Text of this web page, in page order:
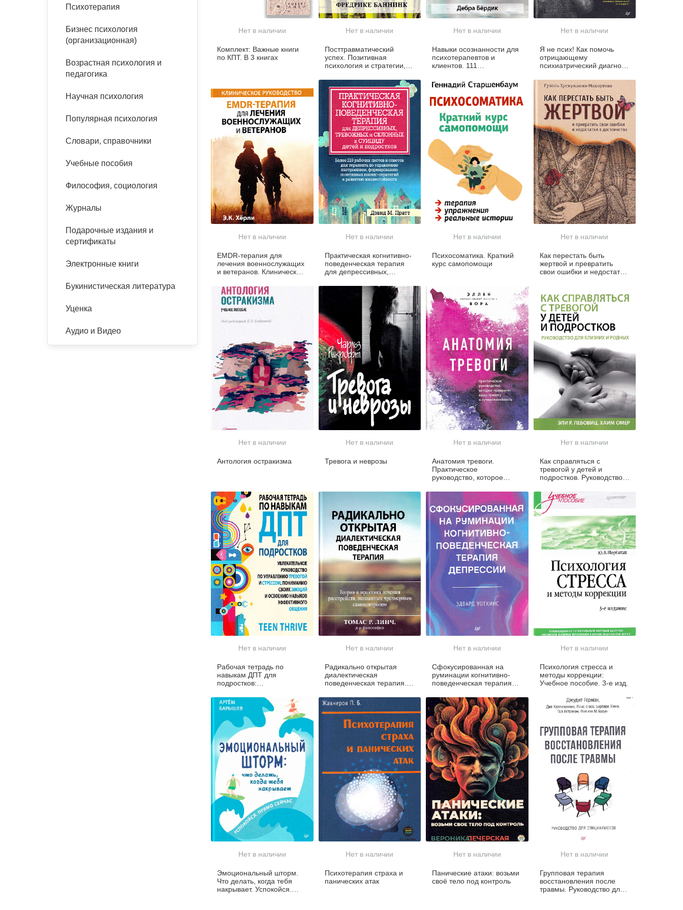
панические атаки
Психодрама
Сказкотерапия
психотерапии
Классический, эриксоновский
эргономика
Социальная психология
Психология развития
организационная психология
психоанализ
Нет в наличии
Комплект: Важные книги
по КПТ. В 3 книгах
Нет в наличии
Посттравматический
успех. Позитивная
психология и стратегии,
решение
Нет в наличии
Навыки осознанности для
психотерапевтов и
клиентов. 111
упражнений
Нет в наличии
Я не псих! Как помочь
отрицающему
психиатрический диагноз
Нет в наличии
EMDR-терапия для
лечения военнослужащих
и ветеранов. Клиническое
Нет в наличии
Практическая когнитивно-
поведенческая терапия
для депрессивных,
суициду детей и
подростков
Нет в наличии
Психосоматика. Краткий
курс самопомощи
Нет в наличии
Как перестать быть
жертвой и превратить
свои ошибки и недостатки
Нет в наличии
Антология остракизма
Нет в наличии
Тревога и неврозы
Нет в наличии
Анатомия тревоги.
Практическое
руководство, которое
суперспособность
Нет в наличии
Как справляться с
тревогой у детей и
подростков. Руководство
Нет в наличии
Рабочая тетрадь по
навыкам ДПТ для
подростков:
руководство по
управлению тревогой и
стрессом, пониманию
своих эмоций и освоению
навыков эффективного
общения
Нет в наличии
Радикально открытая
диалектическая
поведенческая терапия.
лечения расстройств,
вызванных чрезмерным
самоконтролем
Нет в наличии
Сфокусированная на
руминации когнитивно-
поведенческая терапия
Нет в наличии
Психология стресса и
методы коррекции:
Учебное пособие. 3-е изд.
Нет в наличии
Эмоциональный шторм.
Что делать, когда тебя
накрывает. Успокойся.
Нет в наличии
Психотерапия страха и
панических атак
Нет в наличии
Панические атаки: возьми
своё тело под контроль
Нет в наличии
Групповая терапия
восстановления после
травмы. Руководство для
Психотерапия
Бизнес психология
(организационная)
Возрастная психология и
педагогика
Научная психология
Популярная психология
Словари, справочники
Учебные пособия
Философия, социология
Журналы
Подарочные издания и
сертификаты
Электронные книги
Букинистическая литература
Уценка
Аудио и Видео